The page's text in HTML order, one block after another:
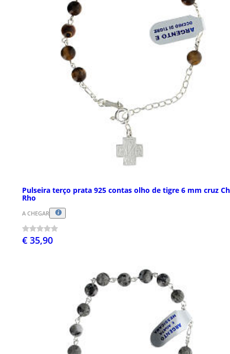
Pulseira terço prata 925 contas olho de tigre 6 mm cruz
Rho
A CHEGAR
€ 35,90